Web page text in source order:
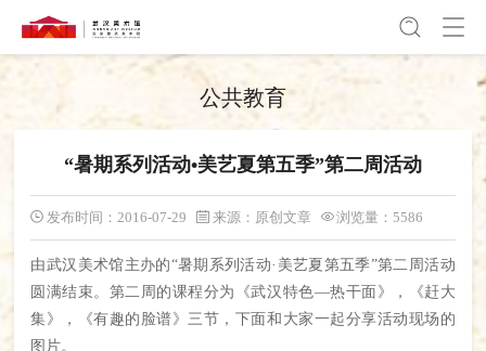
公共教育
“暑期系列活动•美艺夏第五季”第二周活动
发布时间：2016-07-29 来源：原创文章 浏览量：5586
由武汉美术馆主办的“暑期系列活动· 美艺夏第五季”第二周活动
圆满结束。第二周的课程分为《武汉特色—热干面》，《赶大
集》，《有趣的脸谱》三节，下面和大家一起分享活动现场的
图片。